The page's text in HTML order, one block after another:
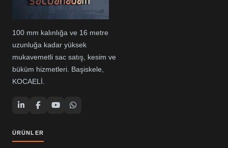
100 mm kalınlığa ve 16 metre
uzunluğa kadar yüksek
mukavemetli sac satış, kesim ve
büküm hizmetleri. Başiskele,
KOCAELİ.
ÜRÜNLER